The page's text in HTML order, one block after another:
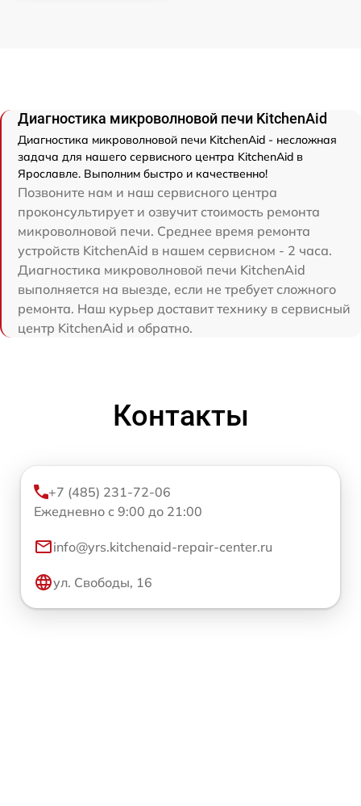
Диагностика микроволновой печи KitchenAid
Диагностика микроволновой печи KitchenAid - несложная
задача для нашего сервисного центра KitchenAid в
Ярославле. Выполним быстро и качественно!
Позвоните нам и наш сервисного центра
проконсультирует и озвучит стоимость ремонта
микроволновой печи. Среднее время ремонта
устройств KitchenAid в нашем сервисном - 2 часа.
Диагностика микроволновой печи KitchenAid
выполняется на выезде, если не требует сложного
ремонта. Наш курьер доставит технику в сервисный
центр KitchenAid и обратно.
Контакты
+7 (485) 231-72-06
Ежедневно с 9:00 до 21:00
info@yrs.kitchenaid-repair-center.ru
ул. Свободы, 16